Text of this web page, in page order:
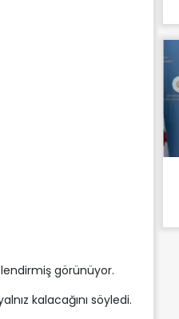
görünüyor.
kalacağını söyledi.